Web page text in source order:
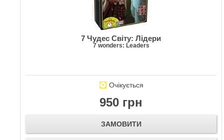
7 Чудес Світу: Лідери
7 wonders: Leaders
Очікується
950 грн
ЗАМОВИТИ